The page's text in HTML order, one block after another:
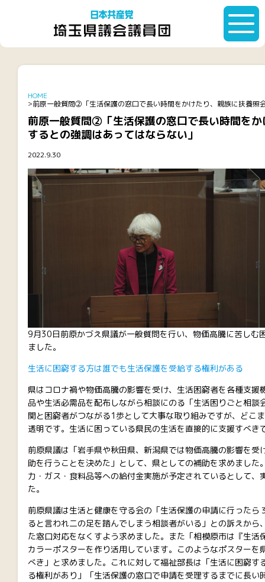
HOME
前原一般質問②「生活保護の窓口で長い時間をかけたり、親族に扶養照
前原一般質問②「生活保護の窓口で長い時間を
するとの強調はあってはならない」
2022.9.30
9月30日前原かづえ県議が一般質問を行い、物価高騰に苦しむ
ました。
生活に困窮する方は誰でも生活保護を受給する権利がある
県はコロナ禍や物価高騰の影響を受け、生活困窮者を各種支援
品や生活必需品を配布しながら相談にのる「生活困りごと相談
関と困窮者がつながる1歩として大事な取り組みですが、どこ
透明です。生活に困っている県民の生活を直接的に支援すべき
前原県議は「岩手県や秋田県、新潟県では物価高騰の影響を受
助を行うことを決めた」として、県としての補助を求めました
力・ガス・食料品等への給付金実施が予定されているとして、
た。
前原県議は生活と健康を守る会の「生活保護の申請に行ったら
ると言われ二の足を踏んでしまう相談者がいる」との訴えから
た窓口対応をなくすよう求めました。また「相模原市は『生活
カラーポスターを作り活用しています。このようなポスターを
べき」と求めました。これに対して福祉部長は「生活に困窮す
る権利があり 」「生活保護の窓口で申請を受理するまでに長